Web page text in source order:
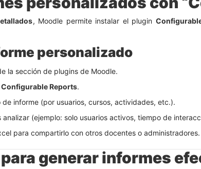
, Moodle permite instalar el plugin
personalizado
la sección de plugins de Moodle.
Configurable Reports.
informe (por usuarios, cursos, actividades, etc.).
(ejemplo: solo usuarios activos, tiempo de
para compartirlo con otros docentes o administradores.
generar informes